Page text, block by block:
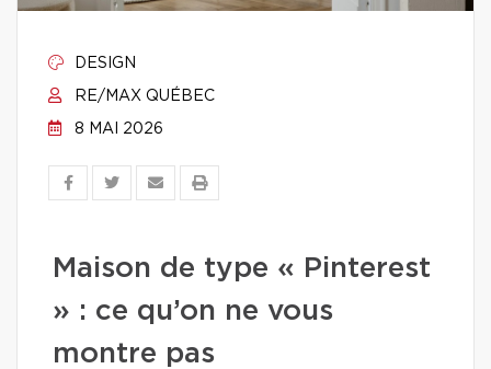
DESIGN
RE/MAX QUÉBEC
8 MAI 2026
Maison de type « Pinterest
» : ce qu’on ne vous
montre pas